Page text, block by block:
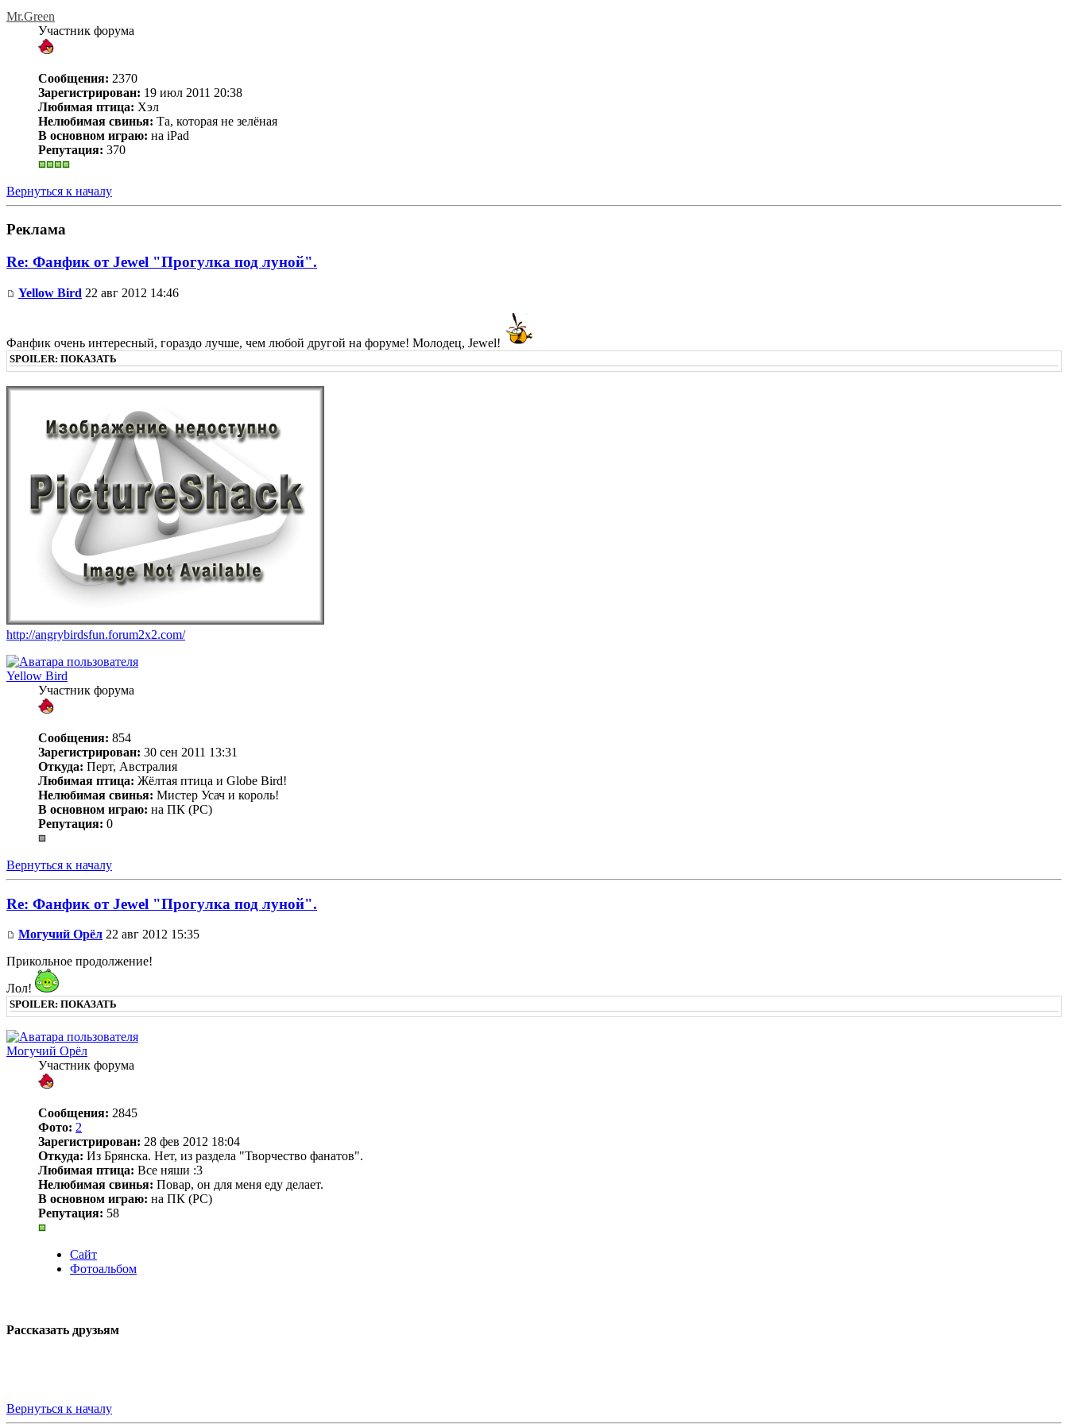
Mr.Green
Участник форума
Сообщения: 2370
Зарегистрирован: 19 июл 2011 20:38
Любимая птица: Хэл
Нелюбимая свинья: Та, которая не зелёная
В основном играю: на iPad
Репутация: 370
Вернуться к началу
Реклама
Re: Фанфик от Jewel "Прогулка под луной".
Yellow Bird 22 авг 2012 14:46
Фанфик очень интересный, гораздо лучше, чем любой другой на форуме! Молодец, Jewel!
SPOILER: ПОКАЗАТЬ
http://angrybirdsfun.forum2x2.com/
Yellow Bird
Участник форума
Сообщения: 854
Зарегистрирован: 30 сен 2011 13:31
Откуда: Перт, Австралия
Любимая птица: Жёлтая птица и Globe Bird!
Нелюбимая свинья: Мистер Усач и король!
В основном играю: на ПК (PC)
Репутация: 0
Вернуться к началу
Re: Фанфик от Jewel "Прогулка под луной".
Могучий Орёл 22 авг 2012 15:35
Прикольное продолжение!
Лол!
SPOILER: ПОКАЗАТЬ
Могучий Орёл
Участник форума
Сообщения: 2845
Фото: 2
Зарегистрирован: 28 фев 2012 18:04
Откуда: Из Брянска. Нет, из раздела "Творчество фанатов".
Любимая птица: Все няши :3
Нелюбимая свинья: Повар, он для меня еду делает.
В основном играю: на ПК (PC)
Репутация: 58
Сайт
Фотоальбом
Рассказать друзьям
Вернуться к началу